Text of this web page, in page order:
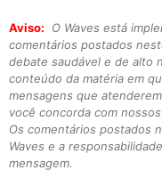
Aviso:
O Waves está
comentários postados
debate saudável e de alto
conteúdo da matéria em
mensagens que
você concorda com
Os comentários postados
Waves e a
mensagem.